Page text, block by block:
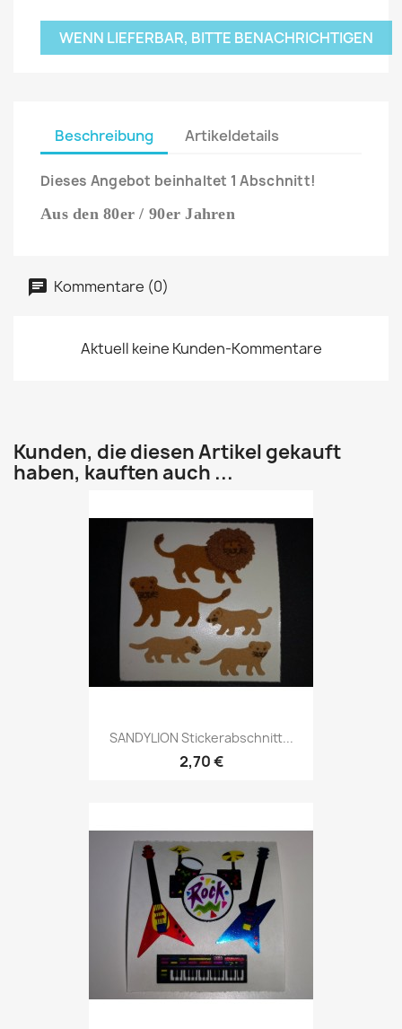
WENN LIEFERBAR, BITTE BENACHRICHTIGEN
Beschreibung Artikeldetails
Dieses Angebot beinhaltet 1 Abschnitt!
Aus den 80er / 90er Jahren
Kommentare (0)
Aktuell keine Kunden-Kommentare
Kunden, die diesen Artikel gekauft
haben, kauften auch ...
SANDYLION Stickerabschnitt...
2,70 €